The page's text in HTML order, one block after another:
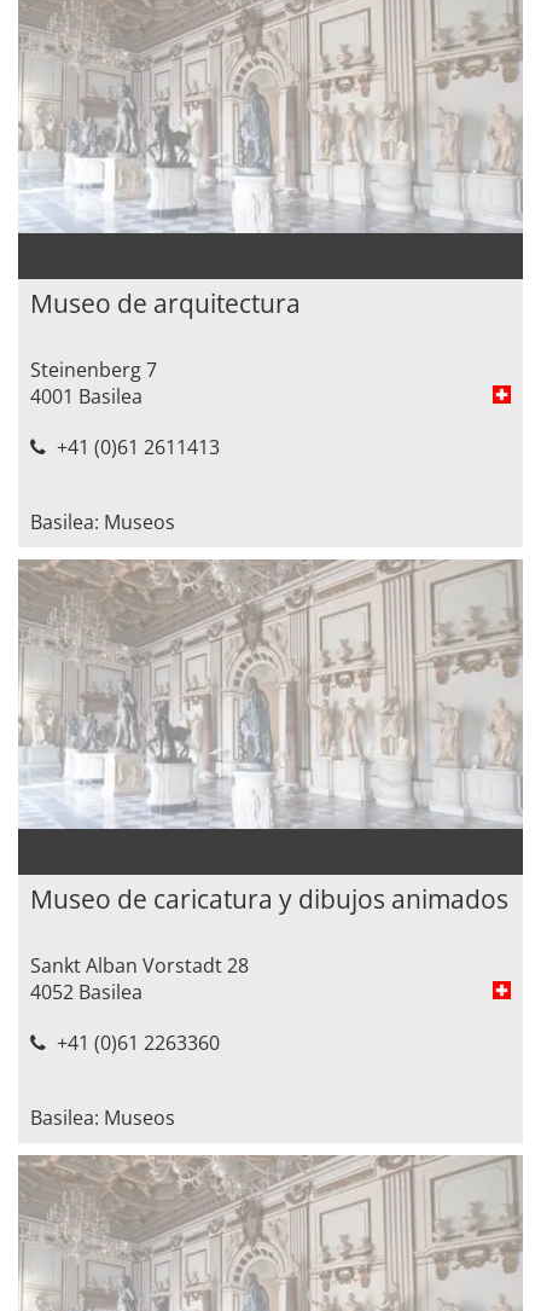
Museo de arquitectura
Steinenberg 7
4001 Basilea
+41 (0)61 2611413
Basilea: Museos
Museo de caricatura y dibujos animados
Sankt Alban Vorstadt 28
4052 Basilea
+41 (0)61 2263360
Basilea: Museos